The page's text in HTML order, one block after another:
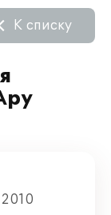
К списку